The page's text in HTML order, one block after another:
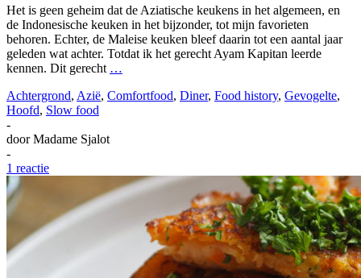
Het is geen geheim dat de Aziatische keukens in het algemeen, en
de Indonesische keuken in het bijzonder, tot mijn favorieten
behoren. Echter, de Maleise keuken bleef daarin tot een aantal jaar
geleden wat achter. Totdat ik het gerecht Ayam Kapitan leerde
kennen. Dit gerecht …
Achtergrond, Azië, Comfortfood, Diner, Food history, Gevogelte,
Hoofd, Slow food
-
doorMadame Sjalot
-
1 reactie